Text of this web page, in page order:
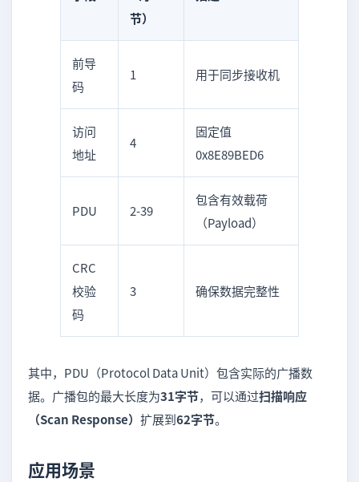
节）
前导
码
1 用于同步接收机
访问
地址
4
固定值
0x8E89BED6
PDU 2-39
包含有效载荷
（Payload）
CRC
校验
码
3 确保数据完整性
其中，PDU（Protocol Data Unit）包含实际的广播数
据。广播包的最大长度为31字节，可以通过扫描响应
（Scan Response） 扩展到62字节。
应用场景